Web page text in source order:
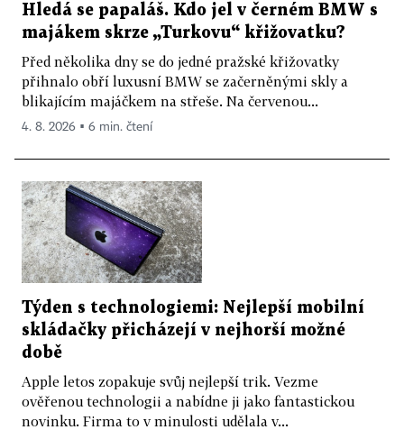
Hledá se papaláš. Kdo jel v černém BMW s
majákem skrze „Turkovu“ křižovatku?
Před několika dny se do jedné pražské křižovatky
přihnalo obří luxusní BMW se začerněnými skly a
blikajícím majáčkem na střeše. Na červenou...
4. 8. 2026 ▪ 6 min. čtení
Týden s technologiemi: Nejlepší mobilní
skládačky přicházejí v nejhorší možné
době
Apple letos zopakuje svůj nejlepší trik. Vezme
ověřenou technologii a nabídne ji jako fantastickou
novinku. Firma to v minulosti udělala v...